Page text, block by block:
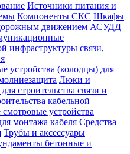
Источники питания и
Компоненты СКС Шкафы
движением АСУДД
инфраструктуры связи,
устройства (колодцы) для
Люки и
строительства связи и
кабельной
устройства
монтажа кабеля Средства
Трубы и аксессуары
бетонные и